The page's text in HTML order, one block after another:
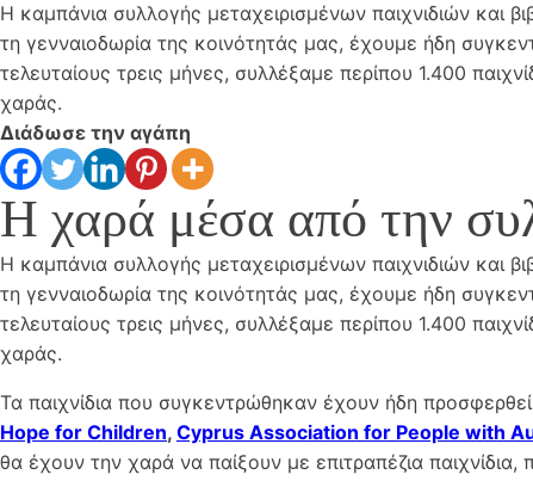
Η καμπάνια συλλογής μεταχειρισμένων παιχνιδιών και
τη γενναιοδωρία της κοινότητάς μας, έχουμε ήδη
τελευταίους τρεις μήνες, συλλέξαμε περίπου 1.400
χαράς.
Διάδωσε την αγάπη
Η χαρά μέσα από την
Η καμπάνια συλλογής μεταχειρισμένων παιχνιδιών και
τη γενναιοδωρία της κοινότητάς μας, έχουμε ήδη
τελευταίους τρεις μήνες, συλλέξαμε περίπου 1.400
χαράς.
Τα παιχνίδια που συγκεντρώθηκαν έχουν ήδη
Hope for Children, Cyprus Association for People with
θα έχουν την χαρά να παίξουν με επιτραπέζια